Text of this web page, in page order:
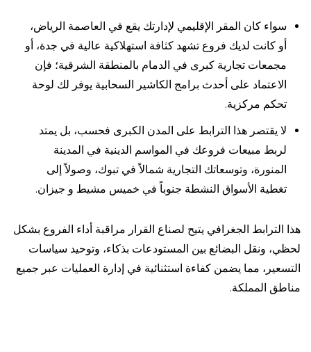
سواء كان المقر الإقليمي لإدارتك يقع في العاصمة الرياض،
أو كانت لديك فروع تشهد كثافة استهلاكية عالية في جدة، أو
مجمعات تجارية كبرى في الدمام بالمنطقة الشرقية؛ فإن
الاعتماد على أحدث برامج الكاشير السحابية يوفر لك لوحة
تحكم مركزية.
لا يقتصر هذا الترابط على المدن الكبرى فحسب، بل يمتد
لربط مبيعات فروعك في المواسم الدينية في المدينة
المنورة، وتوسعاتك التجارية شمالاً في تبوك، وصولاً إلى
تغطية الأسواق النشطة جنوباً في خميس مشيط و جيزان.
هذا الترابط الجغرافي يتيح لصناع القرار مراقبة أداء الفروع بشكل
لحظي، ونقل البضائع بين المستودعات بذكاء، وتوحيد سياسات
التسعير، مما يضمن كفاءة استثنائية في إدارة العمليات عبر جميع
مناطق المملكة.